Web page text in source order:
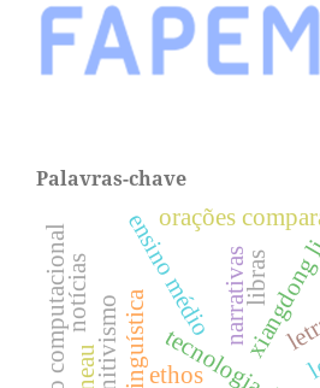
Palavras-chave
narrativas
orações
ensino médio
ethos
libras
visão computacionalnotícias